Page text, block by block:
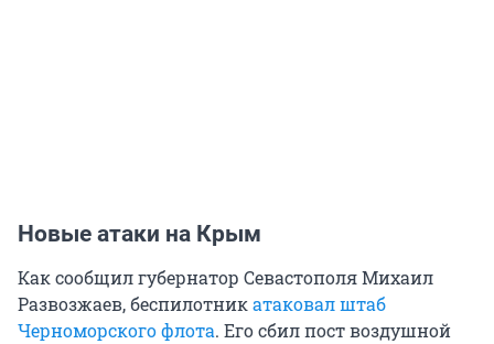
Новые атаки на Крым
Как сообщил губернатор Севастополя Михаил
Развозжаев, беспилотникатаковал штаб
Черноморского флота. Его сбил пост воздушной